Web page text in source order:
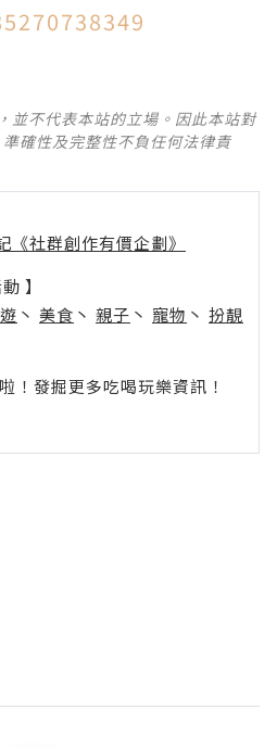
並不代表本站的立場。因此本站對
確性及完整性不負任何法律責
《社群創作有價企劃》
】
丶 美食 丶 親子 丶 寵物 丶 扮靚
發掘更多吃喝玩樂資訊！